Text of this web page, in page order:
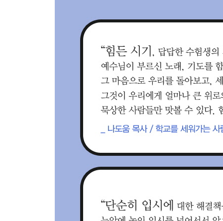
73 인생을 어떻게 살아야 할까요?
74 다 죽을지언정
75 하나님이 왕 되십니다
76 복수하고 싶을 때
77 실패하지 않으려면
78 악을 미워하세요
79 구원을 기억합시다
80 은혜의 하나님
81 감사의 이유
82 비록 응답이 되지 않더라도
84 지금 바로 응답보다 더 중요한 것
85 인도하시고 채워주시는 하나님
86 내 마음은 정해졌어요
87 하나님이 하시는 놀라운 일들 때문에